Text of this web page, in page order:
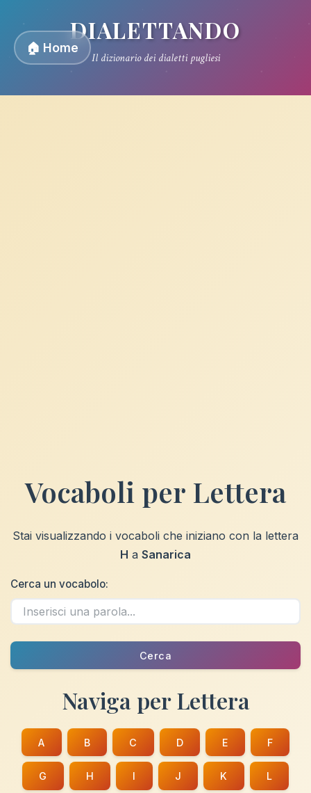
🏠 Home
DIALETTANDO
Il dizionario dei dialetti pugliesi
Vocaboli per Lettera
Stai visualizzando i vocaboli che iniziano con la lettera
H a Sanarica
Cerca un vocabolo:
Cerca
Naviga per Lettera
A B C D E F
G H I J K L